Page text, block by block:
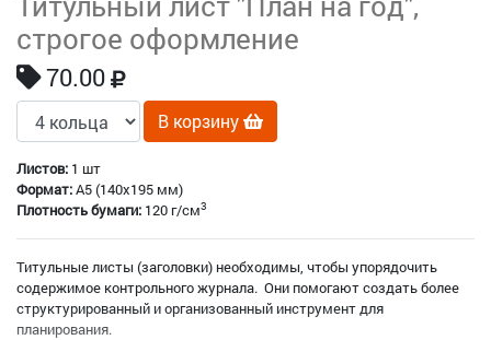
строгое оформление
70.00
В корзину
Листов: 1 шт
Формат:A5 (140x195 мм)
Плотность бумаги: 120 г/см3
Титульные листы (заголовки) необходимы, чтобы упорядочить
содержимое контрольного журнала. Они помогают создать более
структурированный и организованный инструмент для
планирования.